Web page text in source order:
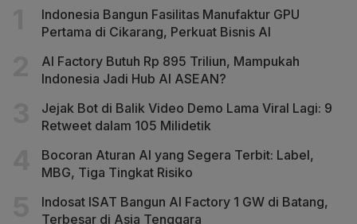
Indonesia Bangun Fasilitas Manufaktur GPU
Pertama di Cikarang, Perkuat Bisnis AI
AI Factory Butuh Rp 895 Triliun, Mampukah
Indonesia Jadi Hub AI ASEAN?
Jejak Bot di Balik Video Demo Lama Viral Lagi: 9
Retweet dalam 105 Milidetik
Bocoran Aturan AI yang Segera Terbit: Label,
MBG, Tiga Tingkat Risiko
Indosat ISAT Bangun AI Factory 1 GW di Batang,
Terbesar di Asia Tenggara